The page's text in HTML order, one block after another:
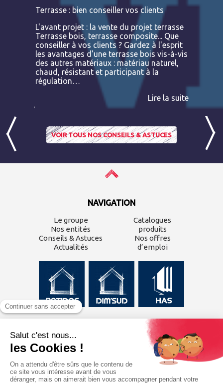
la suite
Terrasse : bien conseiller vos clients
L'avant projet : la vente du projet terrasse
Terrasse bois, terrasse composite... Que
conseiller à vos clients ? Gardez à l'esprit
les avantages d'une terrasse bois vis-à-vis
des autres matériaux : matériau naturel,
chaud, résistant et participant à la
régulation…
Lire la suite
VOIR TOUS NOS CONSEILS & ASTUCES
NAVIGATION
Le groupe
Nos entités
Conseils & Astuces
Actualités
Catalogues
produits
Nos offres
d’emploi
CONTACTEZ-NOUS
Inscrivez-vous à newsletter